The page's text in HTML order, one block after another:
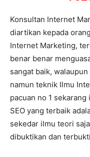
Konsultan Internet
diartikan kepada
Internet Marketing,
benar benar
sangat baik,
namun teknik Ilmu
pacuan no 1
SEO yang terbaik
sekedar ilmu teori
dibuktikan dan